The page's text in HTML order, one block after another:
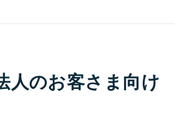
人のお客さま向け